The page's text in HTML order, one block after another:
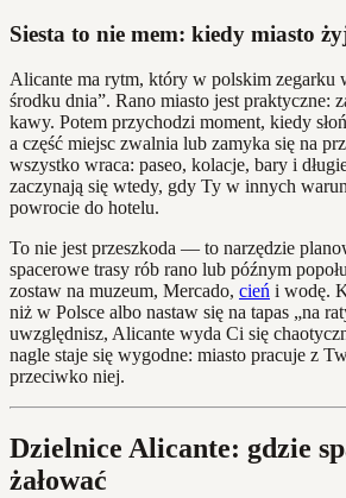
Siesta to nie mem: kiedy miasto
Alicante ma rytm, który w polskim zegarku
środku dnia”. Rano miasto jest praktyczne:
kawy. Potem przychodzi moment, kiedy
a część miejsc zwalnia lub zamyka się na
wszystko wraca: paseo, kolacje, bary i
zaczynają się wtedy, gdy Ty w innych
powrocie do hotelu.
To nie jest przeszkoda — to narzędzie
spacerowe trasy rób rano lub późnym
zostaw na muzeum, Mercado, cień i wodę.
niż w Polsce albo nastaw się na tapas „na
uwzględnisz, Alicante wyda Ci się
nagle staje się wygodne: miasto pracuje z
przeciwko niej.
Dzielnice Alicante: gdzie
żałować